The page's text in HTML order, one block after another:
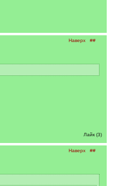
Наверх ##
Лайк (3)
Наверх ##